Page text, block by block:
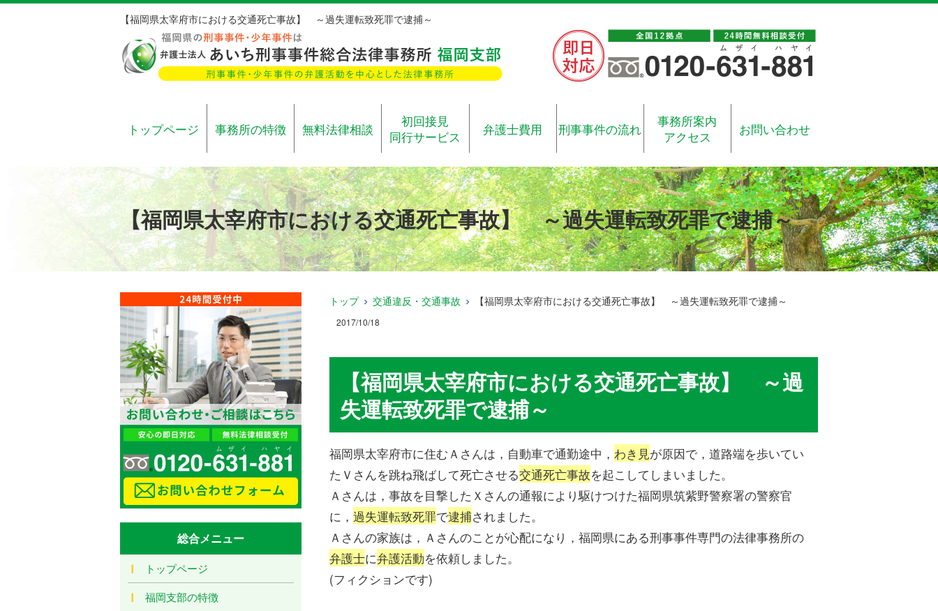
【福岡県太宰府市における交通死亡事故】 ～過失運転致死罪で逮捕～
トップページ 事務所の特徴 無料法律相談
初回接見
同行サービス
弁護士費用 刑事事件の流れ
事務所案内
アクセス
お問い合わせ
【福岡県太宰府市における交通死亡事故】 ～過失運転致死罪で逮捕～
トップ 交通違反・交通事故 【福岡県太宰府市における交通死亡事故】 ～過失運転致死罪で逮捕～
2017/10/18
【福岡県太宰府市における交通死亡事故】 ～過
失運転致死罪で逮捕～
福岡県太宰府市に住むＡさんは，自動車で通勤途中， わき見が原因で，道路端を歩いてい
たＶさんを跳ね飛ばして死亡させる交通死亡事故を起こしてしまいました。
Ａさんは，事故を目撃したＸさんの通報により駆けつけた福岡県筑紫野警察署の警察官
に， 過失運転致死罪で逮捕されました。
Ａさんの家族は，Ａさんのことが心配になり，福岡県にある刑事事件専門の法律事務所の
弁護士に弁護活動を依頼しました。
(フィクションです)
総合メニュー
トップページ
福岡支部の特徴